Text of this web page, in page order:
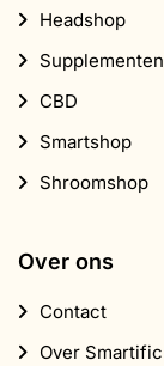
Headshop
Supplementen
CBD
Smartshop
Shroomshop
Over ons
Contact
Over Smartific